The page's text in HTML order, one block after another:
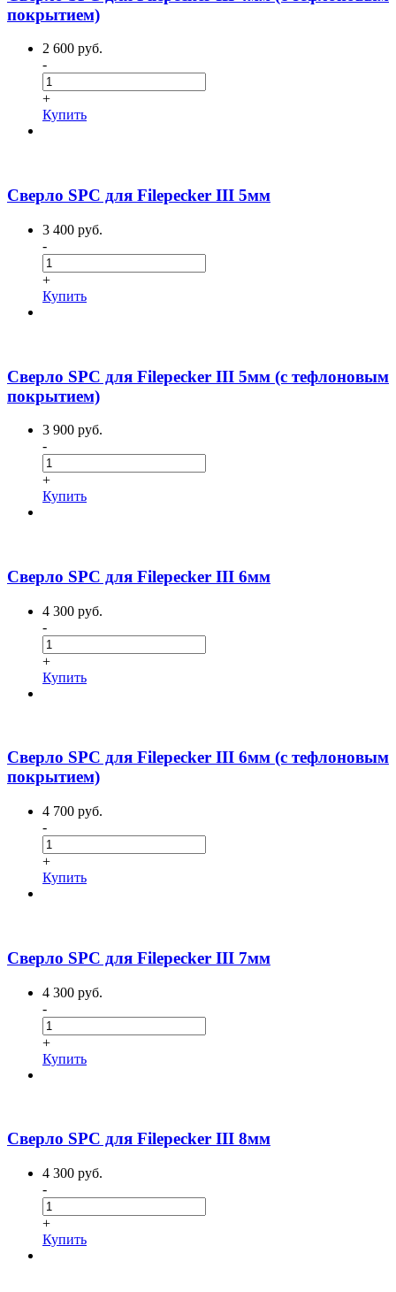
покрытием)
2 600 руб.
-
+
Купить
Сверло SPC для Filepecker III 5мм
3 400 руб.
-
+
Купить
Сверло SPC для Filepecker III 5мм (с тефлоновым
покрытием)
3 900 руб.
-
+
Купить
Сверло SPC для Filepecker III 6мм
4 300 руб.
-
+
Купить
Сверло SPC для Filepecker III 6мм (с тефлоновым
покрытием)
4 700 руб.
-
+
Купить
Сверло SPC для Filepecker III 7мм
4 300 руб.
-
+
Купить
Сверло SPC для Filepecker III 8мм
4 300 руб.
-
+
Купить